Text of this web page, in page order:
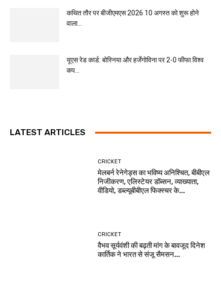
कथित तौर पर बीजीएमएस 2026 10 अगस्त को शुरू होने
वाला...
यूएस रेड कार्ड: बोस्निया और हर्जेगोविना पर 2-0 फीफा विश्व
कप...
LATEST ARTICLES
CRICKET
मेलबर्न रेनेगेड्स का भविष्य अनिश्चित, बीबीएल
निजीकरण, एलिस्टेयर डॉब्सन, व्याख्याता,
वीडियो, डब्ल्यूबीबीएल फिक्स्चर के...
CRICKET
वैभव सूर्यवंशी की बढ़ती मांग के बावजूद दिनेश
कार्तिक ने भारत से संजू सैमसन...